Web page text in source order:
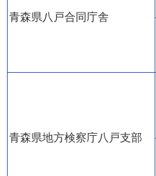
青森県八戸合同庁舎
青森県地方検察庁八戸支部